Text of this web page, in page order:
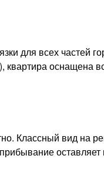
для всех частей
квартира оснащена
Классный вид на